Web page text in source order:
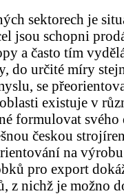
sektorech je
jsou schopni
a často tím
do určité míry
se
existuje v
formulovat
českou
na
pro export
z nichž je možno